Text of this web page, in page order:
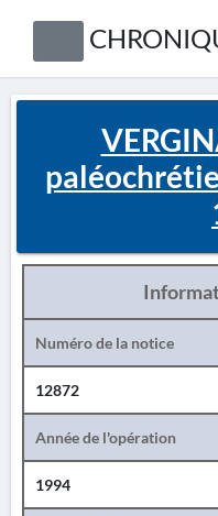
Numéro de la notice
12872
Année de l'opération
1994